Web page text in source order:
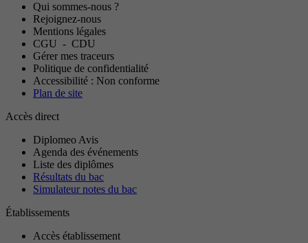
Qui sommes-nous ?
Rejoignez-nous
Mentions légales
CGU - CDU
Gérer mes traceurs
Politique de confidentialité
Accessibilité : Non conforme
Plan de site
Accès direct
Diplomeo Avis
Agenda des événements
Liste des diplômes
Résultats du bac
Simulateur notes du bac
Établissements
Accès établissement